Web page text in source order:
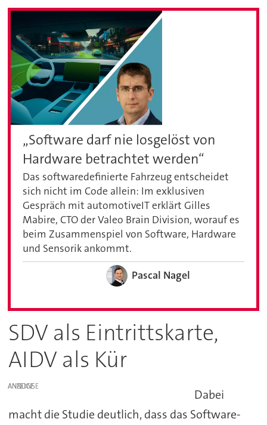
„Software darf nie losgelöst von
Hardware betrachtet werden“
Das softwaredefinierte Fahrzeug entscheidet
sich nicht im Code allein: Im exklusiven
Gespräch mit automotiveIT erklärt Gilles
Mabire, CTO der Valeo Brain Division, worauf es
beim Zusammenspiel von Software, Hardware
und Sensorik ankommt.
Pascal Nagel
SDV als Eintrittskarte,
AIDV als Kür
ANZEIGE
Dabei
macht die Studie deutlich, dass das Software-